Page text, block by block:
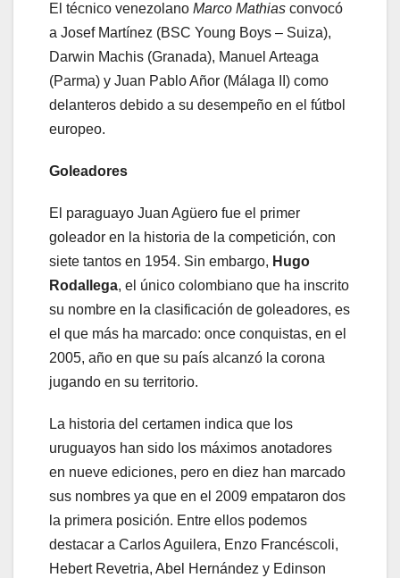
El técnico venezolano Marco Mathias convocó
a Josef Martínez (BSC Young Boys – Suiza),
Darwin Machis (Granada), Manuel Arteaga
(Parma) y Juan Pablo Añor (Málaga II) como
delanteros debido a su desempeño en el fútbol
europeo.
Goleadores
El paraguayo Juan Agüero fue el primer
goleador en la historia de la competición, con
siete tantos en 1954. Sin embargo, Hugo
Rodallega, el único colombiano que ha inscrito
su nombre en la clasificación de goleadores, es
el que más ha marcado: once conquistas, en el
2005, año en que su país alcanzó la corona
jugando en su territorio.
La historia del certamen indica que los
uruguayos han sido los máximos anotadores
en nueve ediciones, pero en diez han marcado
sus nombres ya que en el 2009 empataron dos
la primera posición. Entre ellos podemos
destacar a Carlos Aguilera, Enzo Francéscoli,
Hebert Revetria, Abel Hernández y Edinson